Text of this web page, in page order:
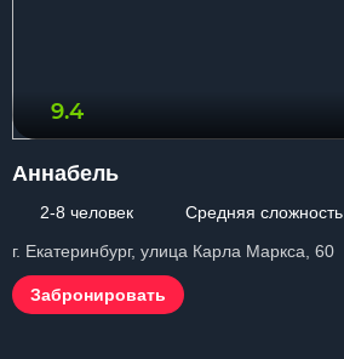
9.4
Аннабель
2-8 человек
Средняя сложность
г. Екатеринбург, улица Карла Маркса, 60
Забронировать